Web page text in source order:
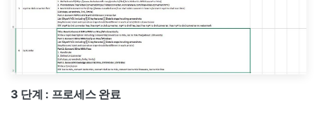
3 단계 : 프로세스 완료